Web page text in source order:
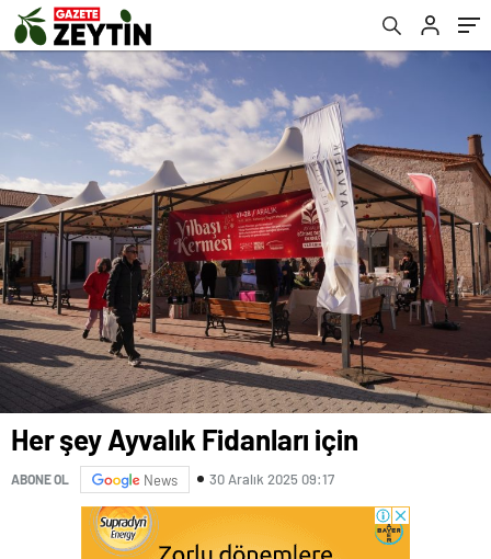
Her şey Ayvalık Fidanları için
ABONE OL News 30 Aralık 2025 09:17